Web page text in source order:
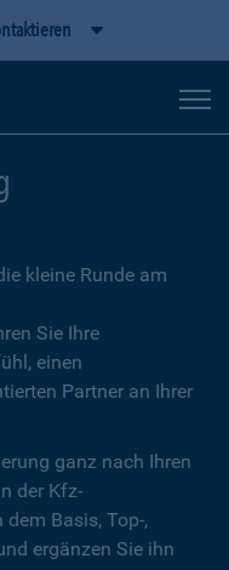
kleine Runde am
Sie Ihre
einen
Partner an Ihrer
ganz nach Ihren
der Kfz-
Basis, Top-,
ergänzen Sie ihn